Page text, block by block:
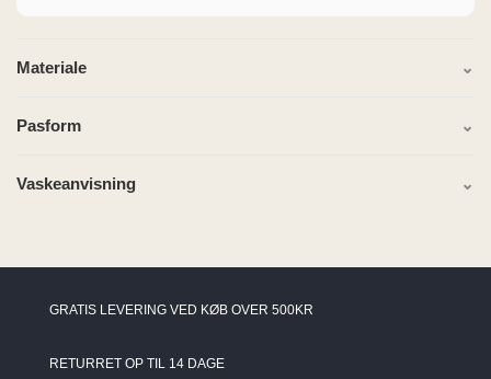
Materiale
Pasform
Vaskeanvisning
GRATIS LEVERING VED KØB OVER 500KR
RETURRET OP TIL 14 DAGE